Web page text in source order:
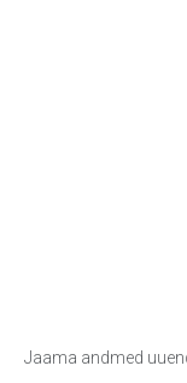
Jaama andmed